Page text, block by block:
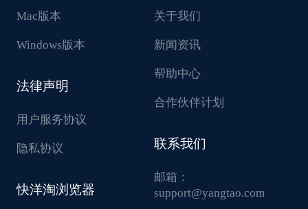
Mac版本
Windows版本
法律声明
用户服务协议
隐私协议
快洋淘浏览器
关于我们
新闻资讯
帮助中心
合作伙伴计划
联系我们
邮箱：
support@yangtao.com